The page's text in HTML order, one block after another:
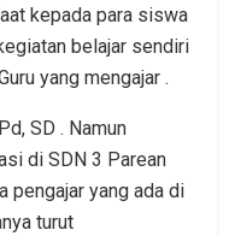
kepada para siswa
belajar sendiri
yang mengajar .
SD . Namun
di SDN 3 Parean
pengajar yang ada di
turut